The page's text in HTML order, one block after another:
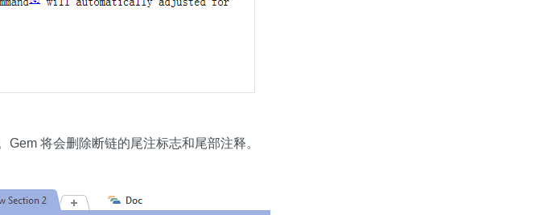
Gem 将会删除断链的尾注标志和尾部注释。